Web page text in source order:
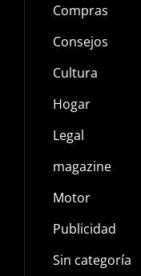
Compras
Consejos
Cultura
Hogar
Legal
magazine
Motor
Publicidad
Sin categoría